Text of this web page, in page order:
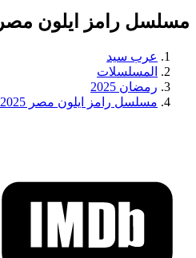
مسلسل رامز ايلون مصر 2025 HD
عرب سيد
المسلسلات
رمضان 2025
مسلسل رامز ايلون مصر 2025 HD